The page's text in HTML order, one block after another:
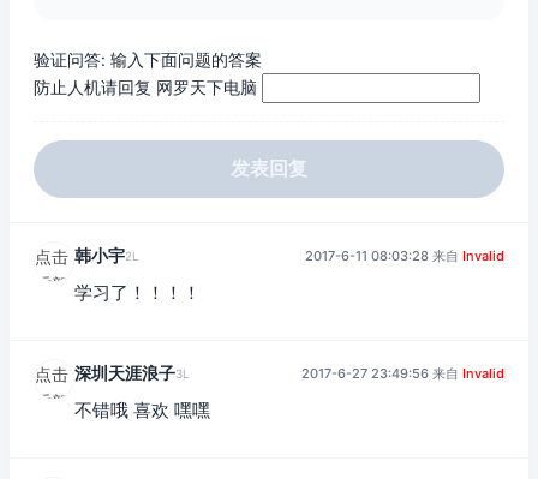
验证问答: 输入下面问题的答案
防止人机请回复 网罗天下电脑
发表回复
点击
重新
韩小宇2L 2017-6-11 08:03:28 来自 Invalid
学习了！！！！
点击
重新
深圳天涯浪子3L 2017-6-27 23:49:56 来自 Invalid
不错哦 喜欢 嘿嘿